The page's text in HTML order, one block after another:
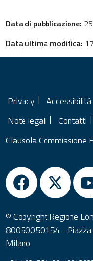
Data di pubblicazione:
Data ultima modifica:
Privacy Accessibilità
Note legali
Contatti
Clausola Commissione
© Copyright Regione
80050050154 - Piazza
Milano